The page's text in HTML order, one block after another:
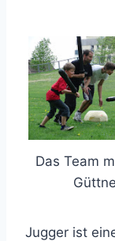
Das Team
Jugger ist